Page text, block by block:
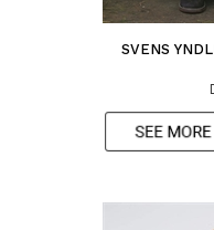
SVENS